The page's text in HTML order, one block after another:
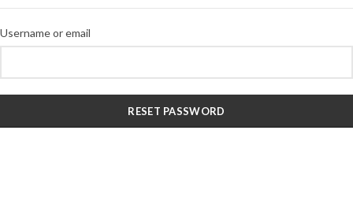
Username or email
RESET PASSWORD